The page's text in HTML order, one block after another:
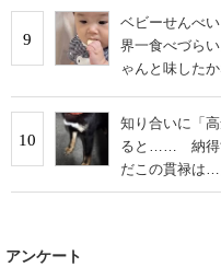
9
ベビーせんべ
界一食べづら
ゃんと味した
10
知り合いに「
ると…… 納得
だこの貫禄は…
アンケート